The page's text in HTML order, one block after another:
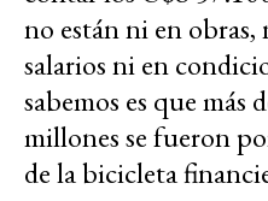
no están ni en
salarios ni en
sabemos es que más
millones se fueron
de la bicicleta